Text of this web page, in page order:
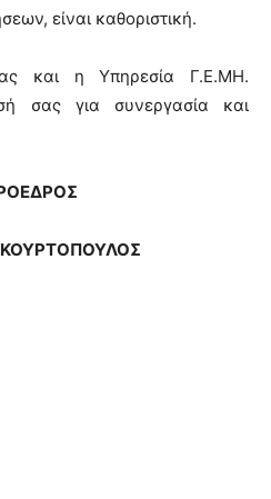
είναι καθοριστική.
και η Υπηρεσία Γ.Ε.ΜΗ.
σας για συνεργασία και